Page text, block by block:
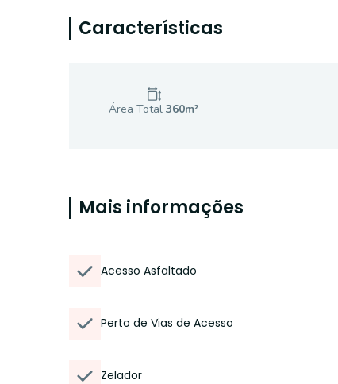
Características
Área Total 360m²
Mais informações
Acesso Asfaltado
Perto de Vias de Acesso
Zelador